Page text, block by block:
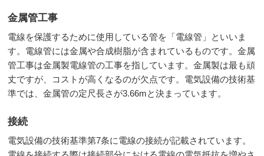
金属管工事
電線を保護するために使用している管を「電線管」といいま
す。電線管には金属や合成樹脂が含まれているものです。金属
管工事は金属製電線管の工事を指しています。金属製は最も頑
丈ですが、コストが高くなるのが欠点です。電気設備の技術基
準では、金属管の定尺長さが3.66mと決まっています。
接続
電気設備の技術基準第7条に電線の接続が記載されています。